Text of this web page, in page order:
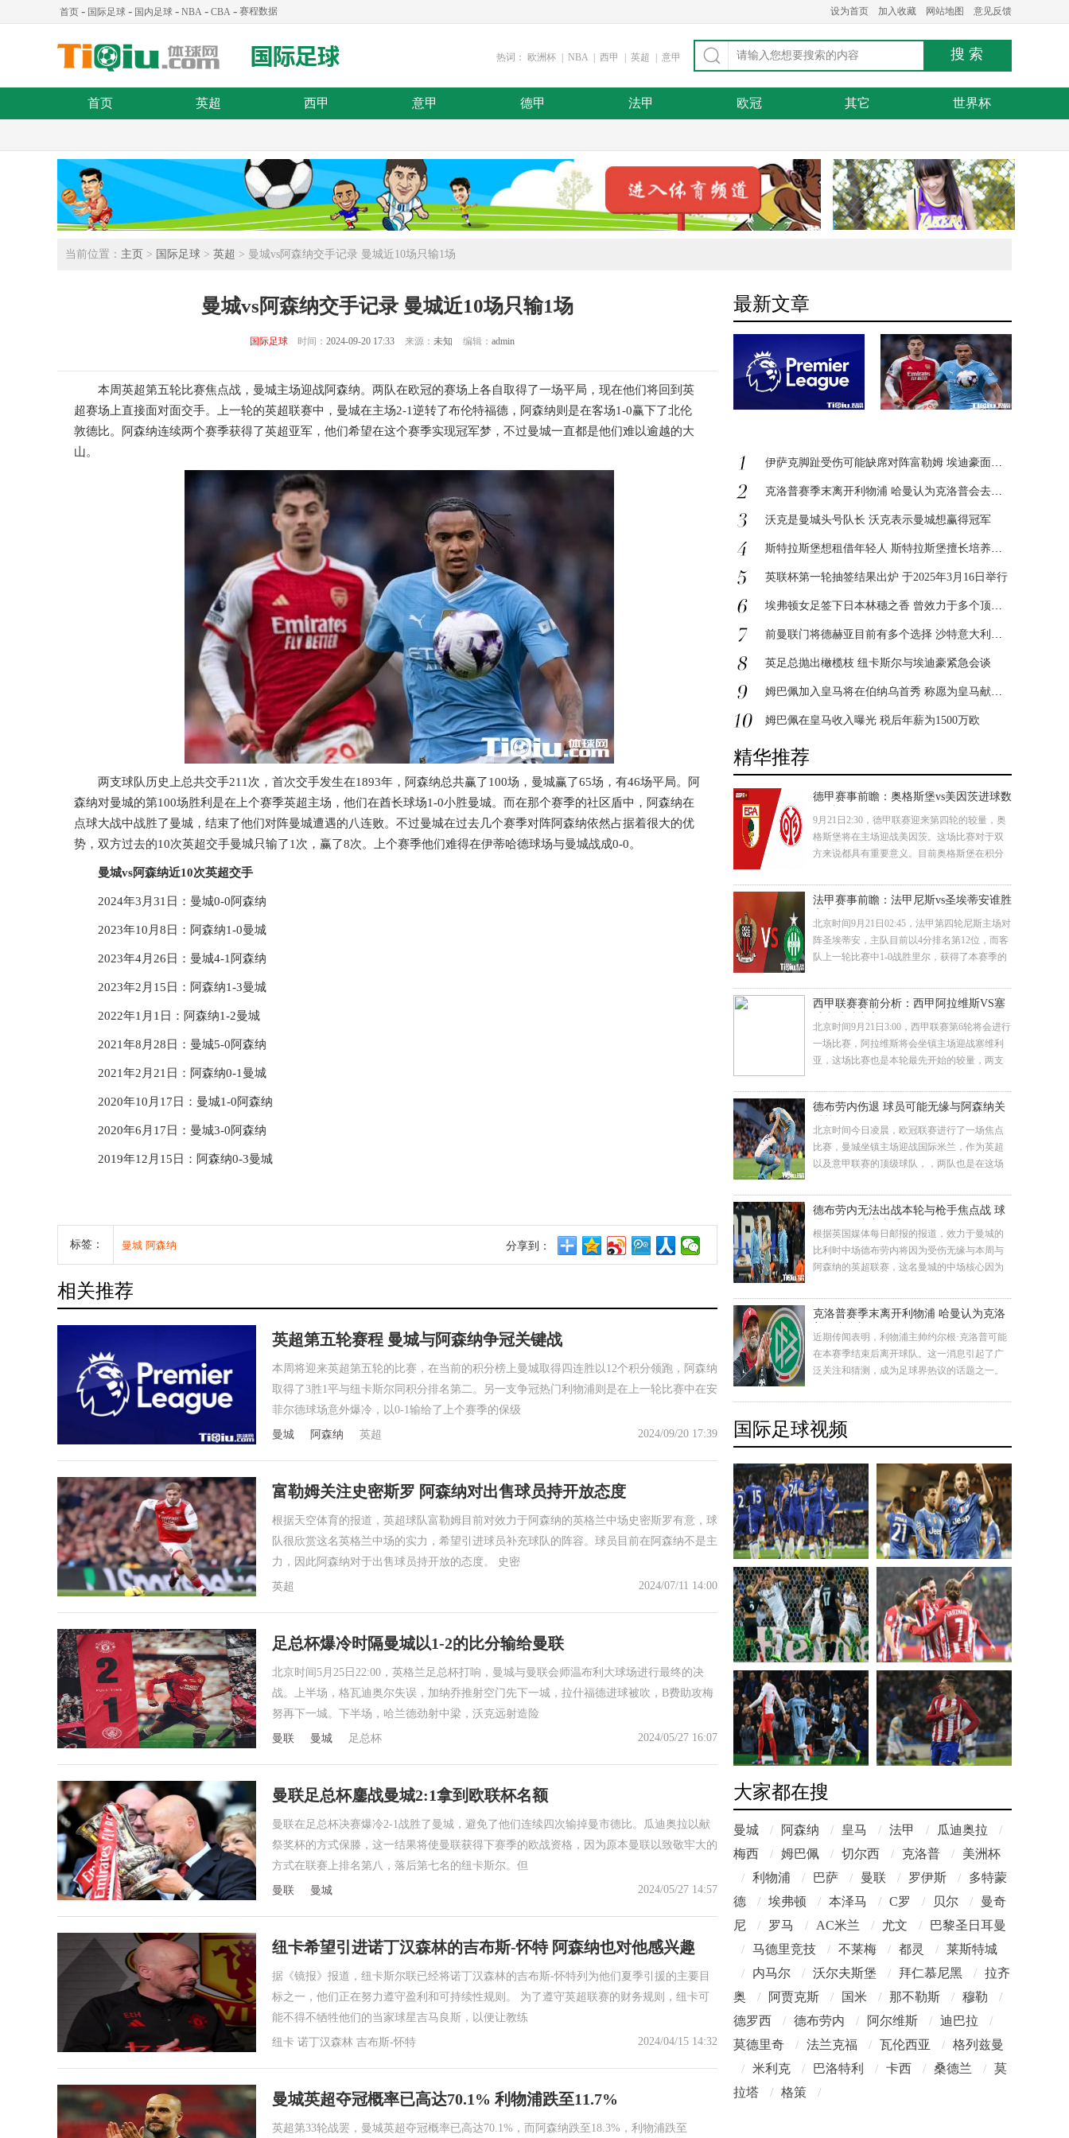
首页 - 国际足球 - 国内足球 - NBA - CBA - 赛程数据 设为首页 加入收藏 网站地图 意见反馈
热词： 欧洲杯 NBA 西甲 英超 意甲
首页 英超 西甲 意甲 德甲 法甲 欧冠 其它 世界杯
当前位置： 主页 > 国际足球 > 英超 > 曼城vs阿森纳交手记录 曼城近10场只输1场
曼城vs阿森纳交手记录 曼城近10场只输1场
国际足球 时间： 2024-09-20 17:33 来源： 未知 编辑： admin
本周英超第五轮比赛焦点战，曼城主场迎战阿森纳。两队在欧冠的赛场上各自取得了一场平局，现在他们将回到英
超赛场上直接面对面交手。上一轮的英超联赛中，曼城在主场2-1逆转了布伦特福德，阿森纳则是在客场1-0赢下了北伦
敦德比。阿森纳连续两个赛季获得了英超亚军，他们希望在这个赛季实现冠军梦，不过曼城一直都是他们难以逾越的大
山。
两支球队历史上总共交手211次，首次交手发生在1893年，阿森纳总共赢了100场，曼城赢了65场，有46场平局。阿
森纳对曼城的第100场胜利是在上个赛季英超主场，他们在酋长球场1-0小胜曼城。而在那个赛季的社区盾中，阿森纳在
点球大战中战胜了曼城，结束了他们对阵曼城遭遇的八连败。不过曼城在过去几个赛季对阵阿森纳依然占据着很大的优
势，双方过去的10次英超交手曼城只输了1次，赢了8次。上个赛季他们难得在伊蒂哈德球场与曼城战成0-0。
曼城vs阿森纳近10次英超交手
2024年3月31日：曼城0-0阿森纳
2023年10月8日：阿森纳1-0曼城
2023年4月26日：曼城4-1阿森纳
2023年2月15日：阿森纳1-3曼城
2022年1月1日：阿森纳1-2曼城
2021年8月28日：曼城5-0阿森纳
2021年2月21日：阿森纳0-1曼城
2020年10月17日：曼城1-0阿森纳
2020年6月17日：曼城3-0阿森纳
2019年12月15日：阿森纳0-3曼城
标签： 曼城 阿森纳 分享到：
相关推荐
英超第五轮赛程 曼城与阿森纳争冠关键战
本周将迎来英超第五轮的比赛，在当前的积分榜上曼城取得四连胜以12个积分领跑，阿森纳
取得了3胜1平与纽卡斯尔同积分排名第二。另一支争冠热门利物浦则是在上一轮比赛中在安
菲尔德球场意外爆冷，以0-1输给了上个赛季的保级
2024/09/20 17:39
曼城 阿森纳 英超
富勒姆关注史密斯罗 阿森纳对出售球员持开放态度
根据天空体育的报道，英超球队富勒姆目前对效力于阿森纳的英格兰中场史密斯罗有意，球
队很欣赏这名英格兰中场的实力，希望引进球员补充球队的阵容。球员目前在阿森纳不是主
力，因此阿森纳对于出售球员持开放的态度。 史密
2024/07/11 14:00
英超
足总杯爆冷时隔曼城以1-2的比分输给曼联
北京时间5月25日22:00，英格兰足总杯打响，曼城与曼联会师温布利大球场进行最终的决
战。上半场，格瓦迪奥尔失误，加纳乔推射空门先下一城，拉什福德进球被吹，B费助攻梅
努再下一城。下半场，哈兰德劲射中梁，沃克远射造险
2024/05/27 16:07
曼联 曼城 足总杯
曼联足总杯鏖战曼城2:1拿到欧联杯名额
曼联在足总杯决赛爆冷2-1战胜了曼城，避免了他们连续四次输掉曼市德比。瓜迪奥拉以献
祭奖杯的方式保滕，这一结果将使曼联获得下赛季的欧战资格，因为原本曼联以致敬牢大的
方式在联赛上排名第八，落后第七名的纽卡斯尔。但
2024/05/27 14:57
曼联 曼城
纽卡希望引进诺丁汉森林的吉布斯-怀特 阿森纳也对他感兴趣
据《镜报》报道，纽卡斯尔联已经将诺丁汉森林的吉布斯-怀特列为他们夏季引援的主要目
标之一，他们正在努力遵守盈利和可持续性规则。 为了遵守英超联赛的财务规则，纽卡可
能不得不牺牲他们的当家球星吉马良斯，以便让教练
2024/04/15 14:32
纽卡 诺丁汉森林 吉布斯-怀特
曼城英超夺冠概率已高达70.1% 利物浦跌至11.7%
英超第33轮战罢，曼城英超夺冠概率已高达70.1%，而阿森纳跌至18.3%，利物浦跌至
最新文章
伊萨克脚趾受伤可能缺席对阵富勒姆 埃迪豪面临锋线无人可用的困扰
克洛普赛季末离开利物浦 哈曼认为克洛普会去豪门
沃克是曼城头号队长 沃克表示曼城想赢得冠军
斯特拉斯堡想租借年轻人 斯特拉斯堡擅长培养年轻人
英联杯第一轮抽签结果出炉 于2025年3月16日举行
埃弗顿女足签下日本林穗之香 曾效力于多个顶级女子足球俱乐
前曼联门将德赫亚目前有多个选择 沙特意大利和英格兰均在此列
英足总抛出橄榄枝 纽卡斯尔与埃迪豪紧急会谈
姆巴佩加入皇马将在伯纳乌首秀 称愿为皇马献出生命
姆巴佩在皇马收入曝光 税后年薪为1500万欧
精华推荐
德甲赛事前瞻：奥格斯堡vs美因茨进球数
9月21日2:30，德甲联赛迎来第四轮的较量，奥
格斯堡将在主场迎战美因茨。这场比赛对于双
方来说都具有重要意义。目前奥格斯堡在积分
则以2平1负积2分排名第15位。 奥格斯堡VS美
因茨 奥格斯堡本赛季的表现整体平平，但上一
轮主场3-1战胜圣保利取得了赛季首胜。球队在
主场的表现相对稳
法甲赛事前瞻：法甲尼斯vs圣埃蒂安谁胜
北京时间9月21日02:45，法甲第四轮尼斯主场对
阵圣埃蒂安，主队目前以4分排名第12位，而客
队上一轮比赛中1-0战胜里尔，获得了本赛季的
季尼斯在法甲表现出色，他们在上个赛季的赛
季初取得了13场不败，随后在接下来的7场比赛
中只输了3场，使他们在第21比赛日排名第二。
但随着上个赛
西甲联赛赛前分析：西甲阿拉维斯VS塞
北京时间9月21日3:00，西甲联赛第6轮将会进行
一场比赛，阿拉维斯将会坐镇主场迎战塞维利
亚，这场比赛也是本轮最先开始的较量，两支
是非常接近，因此这场比赛也是一场势均力敌
的较量，那么究竟是主场作战的阿拉维斯取
胜，还是客场作战的塞维利亚获得3分呢，本文
将对两支球队进行分
德布劳内伤退 球员可能无缘与阿森纳关
北京时间今日凌晨，欧冠联赛进行了一场焦点
比赛，曼城坐镇主场迎战国际米兰，作为英超
以及意甲联赛的顶级球队，，两队也是在这场
际米兰。而在本场比赛中，曼城的比利时中场
德布劳内受伤，球员在半场比赛被换下，球员
遭遇的伤势可能让其无缘本周末与阿森纳的英
超联赛。 德布劳内
德布劳内无法出战本轮与枪手焦点战 球
根据英国媒体每日邮报的报道，效力于曼城的
比利时中场德布劳内将因为受伤无缘与本周与
阿森纳的英超联赛，这名曼城的中场核心因为
下，而德布劳内的缺席将会给曼城带来一些影
响。 德布劳内在与国际米兰的比赛中半场就被
换下，这名球员因为在上半场比赛受伤无法坚
持比赛，曼城方面也
克洛普赛季末离开利物浦 哈曼认为克洛
近期传闻表明，利物浦主帅约尔根·克洛普可能
在本赛季结束后离开球队。这一消息引起了广
泛关注和猜测，成为足球界热议的话题之一。
功，包括英格兰足球超级联赛和欧洲冠军联赛
的荣誉。然而，据报道，他可能认为是时候迎
接新的挑战，或者有其他个人原因驱使他做出
国际足球视频
大家都在搜
曼城 / 阿森纳 / 皇马 / 法甲 / 瓜迪奥拉
/
梅西
/ 姆巴佩 / 切尔西 / 克洛普 /
美洲杯
/ 利物浦 / 巴萨 / 曼联 / 罗伊斯 /
多特蒙
德
/ 埃弗顿 / 本泽马 / C罗 / 贝尔 /
曼奇
尼
/ 罗马 / AC米兰 / 尤文 /
巴黎圣日耳曼
/ 马德里竞技 / 不莱梅 / 都灵 / 莱斯特城
/
内马尔 / 沃尔夫斯堡 / 拜仁慕尼黑 / 拉齐
奥
/ 阿贾克斯 / 国米 / 那不勒斯 / 穆勒
/
德罗西
/ 德布劳内 / 阿尔维斯 / 迪巴拉
/
莫德里奇
/ 法兰克福 / 瓦伦西亚 / 格列兹曼
/ 米利克 / 巴洛特利 / 卡西 / 桑德兰 / 莫
拉塔
/ 格策 /